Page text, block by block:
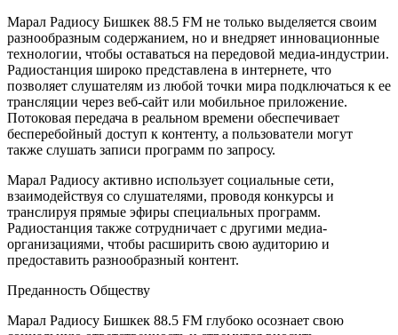
Марал Радиосу Бишкек 88.5 FM не только выделяется своим
разнообразным содержанием, но и внедряет инновационные
технологии, чтобы оставаться на передовой медиа-индустрии.
Радиостанция широко представлена в интернете, что
позволяет слушателям из любой точки мира подключаться к ее
трансляции через веб-сайт или мобильное приложение.
Потоковая передача в реальном времени обеспечивает
бесперебойный доступ к контенту, а пользователи могут
также слушать записи программ по запросу.
Марал Радиосу активно использует социальные сети,
взаимодействуя со слушателями, проводя конкурсы и
транслируя прямые эфиры специальных программ.
Радиостанция также сотрудничает с другими медиа-
организациями, чтобы расширить свою аудиторию и
предоставить разнообразный контент.
Преданность Обществу
Марал Радиосу Бишкек 88.5 FM глубоко осознает свою